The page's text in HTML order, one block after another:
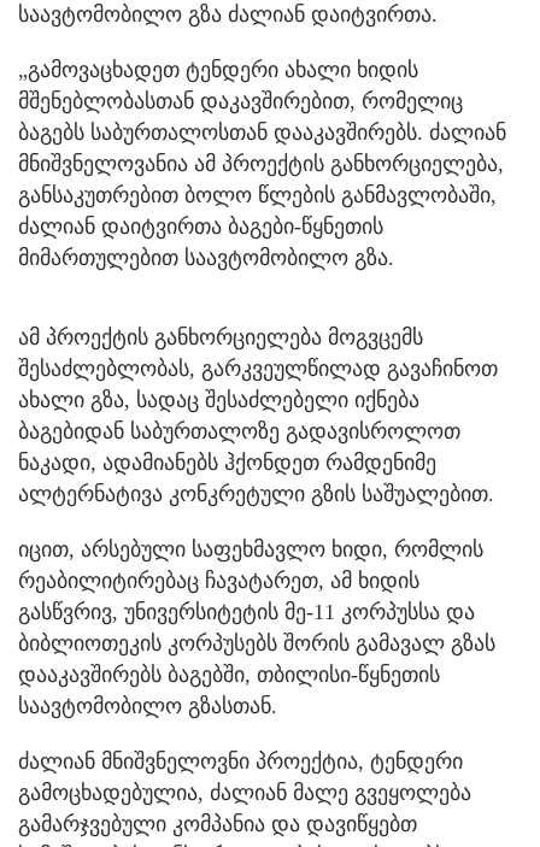
საავტომობილო გზა ძალიან დაიტვირთა.
„გამოვაცხადეთ ტენდერი ახალი ხიდის
მშენებლობასთან დაკავშირებით, რომელიც
ბაგებს საბურთალოსთან დააკავშირებს. ძალიან
მნიშვნელოვანია ამ პროექტის განხორციელება,
განსაკუთრებით ბოლო წლების განმავლობაში,
ძალიან დაიტვირთა ბაგები-წყნეთის
მიმართულებით საავტომობილო გზა.
ამ პროექტის განხორციელება მოგვცემს
შესაძლებლობას, გარკვეულწილად გავაჩინოთ
ახალი გზა, სადაც შესაძლებელი იქნება
ბაგებიდან საბურთალოზე გადავისროლოთ
ნაკადი, ადამიანებს ჰქონდეთ რამდენიმე
ალტერნატივა კონკრეტული გზის საშუალებით.
იცით, არსებული საფეხმავლო ხიდი, რომლის
რეაბილიტირებაც ჩავატარეთ, ამ ხიდის
გასწვრივ, უნივერსიტეტის მე-11 კორპუსსა და
ბიბლიოთეკის კორპუსებს შორის გამავალ გზას
დააკავშირებს ბაგებში, თბილისი-წყნეთის
საავტომობილო გზასთან.
ძალიან მნიშვნელოვნი პროექტია, ტენდერი
გამოცხადებულია, ძალიან მალე გვეყოლება
გამარჯვებული კომპანია და დავიწყებთ